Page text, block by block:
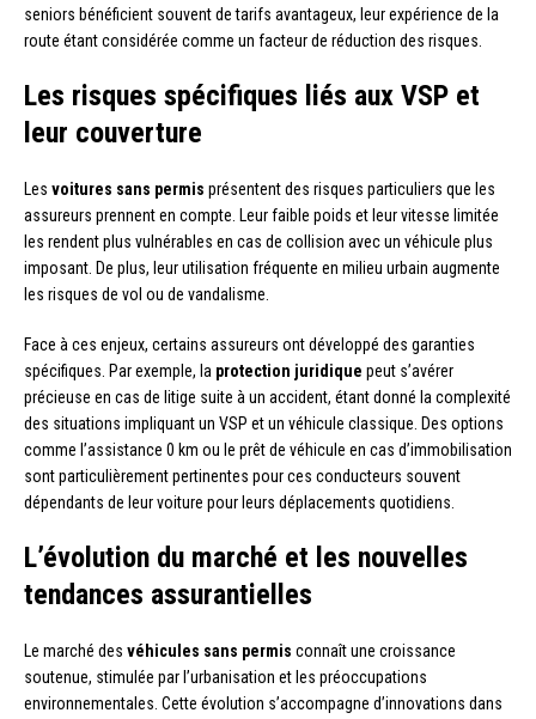
seniors bénéficient souvent de tarifs avantageux, leur expérience de la
route étant considérée comme un facteur de réduction des risques.
Les risques spécifiques liés aux VSP et
leur couverture
Les voitures sans permis présentent des risques particuliers que les
assureurs prennent en compte. Leur faible poids et leur vitesse limitée
les rendent plus vulnérables en cas de collision avec un véhicule plus
imposant. De plus, leur utilisation fréquente en milieu urbain augmente
les risques de vol ou de vandalisme.
Face à ces enjeux, certains assureurs ont développé des garanties
spécifiques. Par exemple, la protection juridique peut s’avérer
précieuse en cas de litige suite à un accident, étant donné la complexité
des situations impliquant un VSP et un véhicule classique. Des options
comme l’assistance 0 km ou le prêt de véhicule en cas d’immobilisation
sont particulièrement pertinentes pour ces conducteurs souvent
dépendants de leur voiture pour leurs déplacements quotidiens.
L’évolution du marché et les nouvelles
tendances assurantielles
Le marché des véhicules sans permis connaît une croissance
soutenue, stimulée par l’urbanisation et les préoccupations
environnementales. Cette évolution s’accompagne d’innovations dans